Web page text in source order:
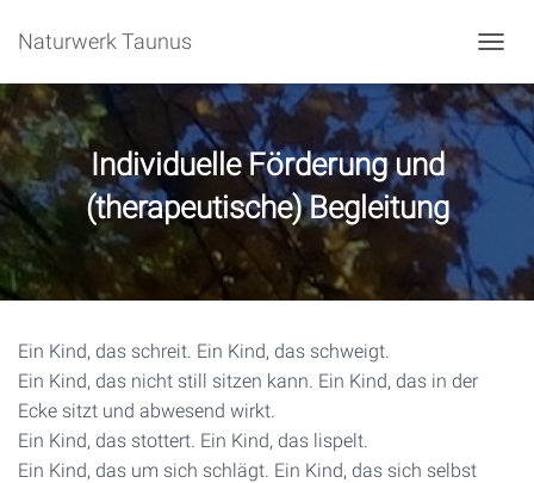
Naturwerk Taunus
A
V
I
A
U
Individuelle Förderung und
(therapeutische) Begleitung
Ein Kind, das schreit. Ein Kind, das schweigt.
Ein Kind, das nicht still sitzen kann. Ein Kind, das in der
Ecke sitzt und abwesend wirkt.
Ein Kind, das stottert. Ein Kind, das lispelt.
Ein Kind, das um sich schlägt. Ein Kind, das sich selbst